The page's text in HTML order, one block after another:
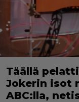
Täällä
Jokerin isot
ABC:lla,